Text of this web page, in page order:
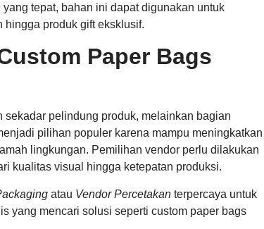
yang tepat, bahan ini dapat digunakan untuk
hingga produk gift eksklusif.
Paper Bags
pelindung produk, melainkan bagian
pilihan populer karena mampu meningkatkan
lingkungan. Pemilihan vendor perlu dilakukan
kualitas visual hingga ketepatan produksi.
atau Vendor Percetakan terpercaya untuk
yang mencari solusi seperti custom paper bags